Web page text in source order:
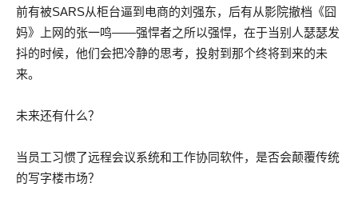
前有被SARS从柜台逼到电商的刘强东，后有从影院撤档《囧
妈》上网的张一鸣——强悍者之所以强悍，在于当别人瑟瑟发
抖的时候，他们会把冷静的思考，投射到那个终将到来的未
来。
未来还有什么？
当员工习惯了远程会议系统和工作协同软件，是否会颠覆传统
的写字楼市场？